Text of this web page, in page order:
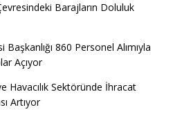
Barajların Doluluk
Başkanlığı 860 Personel Alımıyla
Açıyor
Havacılık Sektöründe İhracat
Artıyor